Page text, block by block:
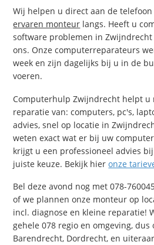
Wij helpen u direct aan de
ervaren monteur langs. Heeft u
software problemen in
ons. Onze computerreparateurs
week en zijn dagelijks bij u in de
voeren.
Computerhulp Zwijndrecht helpt u
reparatie van: computers, pc's,
advies, snel op locatie in
weten exact wat er bij uw
krijgt u een professioneel advies
juiste keuze. Bekijk hieronze
Bel deze avond nog met 078-
of we plannen onze monteur op
incl. diagnose en kleine reparatie!
gehele 078 regio en omgeving, dus
Barendrecht, Dordrecht, en